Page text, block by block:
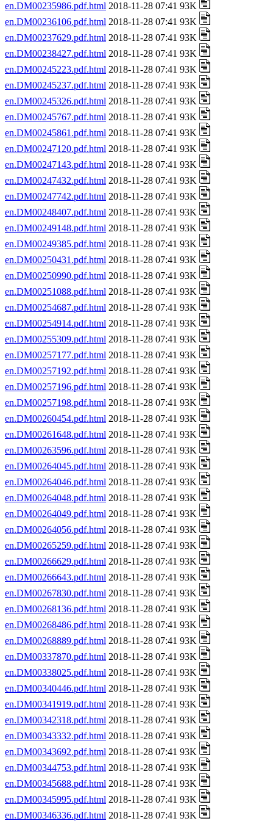
en.DM00235986.pdf.html 2018-11-28 07:41 93K
en.DM00236106.pdf.html 2018-11-28 07:41 93K
en.DM00237629.pdf.html 2018-11-28 07:41 93K
en.DM00238427.pdf.html 2018-11-28 07:41 93K
en.DM00245223.pdf.html 2018-11-28 07:41 93K
en.DM00245237.pdf.html 2018-11-28 07:41 93K
en.DM00245326.pdf.html 2018-11-28 07:41 93K
en.DM00245767.pdf.html 2018-11-28 07:41 93K
en.DM00245861.pdf.html 2018-11-28 07:41 93K
en.DM00247120.pdf.html 2018-11-28 07:41 93K
en.DM00247143.pdf.html 2018-11-28 07:41 93K
en.DM00247432.pdf.html 2018-11-28 07:41 93K
en.DM00247742.pdf.html 2018-11-28 07:41 93K
en.DM00248407.pdf.html 2018-11-28 07:41 93K
en.DM00249148.pdf.html 2018-11-28 07:41 93K
en.DM00249385.pdf.html 2018-11-28 07:41 93K
en.DM00250431.pdf.html 2018-11-28 07:41 93K
en.DM00250990.pdf.html 2018-11-28 07:41 93K
en.DM00251088.pdf.html 2018-11-28 07:41 93K
en.DM00254687.pdf.html 2018-11-28 07:41 93K
en.DM00254914.pdf.html 2018-11-28 07:41 93K
en.DM00255309.pdf.html 2018-11-28 07:41 93K
en.DM00257177.pdf.html 2018-11-28 07:41 93K
en.DM00257192.pdf.html 2018-11-28 07:41 93K
en.DM00257196.pdf.html 2018-11-28 07:41 93K
en.DM00257198.pdf.html 2018-11-28 07:41 93K
en.DM00260454.pdf.html 2018-11-28 07:41 93K
en.DM00261648.pdf.html 2018-11-28 07:41 93K
en.DM00263596.pdf.html 2018-11-28 07:41 93K
en.DM00264045.pdf.html 2018-11-28 07:41 93K
en.DM00264046.pdf.html 2018-11-28 07:41 93K
en.DM00264048.pdf.html 2018-11-28 07:41 93K
en.DM00264049.pdf.html 2018-11-28 07:41 93K
en.DM00264056.pdf.html 2018-11-28 07:41 93K
en.DM00265259.pdf.html 2018-11-28 07:41 93K
en.DM00266629.pdf.html 2018-11-28 07:41 93K
en.DM00266643.pdf.html 2018-11-28 07:41 93K
en.DM00267830.pdf.html 2018-11-28 07:41 93K
en.DM00268136.pdf.html 2018-11-28 07:41 93K
en.DM00268486.pdf.html 2018-11-28 07:41 93K
en.DM00268889.pdf.html 2018-11-28 07:41 93K
en.DM00337870.pdf.html 2018-11-28 07:41 93K
en.DM00338025.pdf.html 2018-11-28 07:41 93K
en.DM00340446.pdf.html 2018-11-28 07:41 93K
en.DM00341919.pdf.html 2018-11-28 07:41 93K
en.DM00342318.pdf.html 2018-11-28 07:41 93K
en.DM00343332.pdf.html 2018-11-28 07:41 93K
en.DM00343692.pdf.html 2018-11-28 07:41 93K
en.DM00344753.pdf.html 2018-11-28 07:41 93K
en.DM00345688.pdf.html 2018-11-28 07:41 93K
en.DM00345995.pdf.html 2018-11-28 07:41 93K
en.DM00346336.pdf.html 2018-11-28 07:41 93K